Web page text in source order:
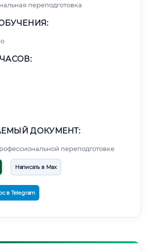
переподготовка
ДОКУМЕНТ:
переподготовке
Написать в Max
в Telegram